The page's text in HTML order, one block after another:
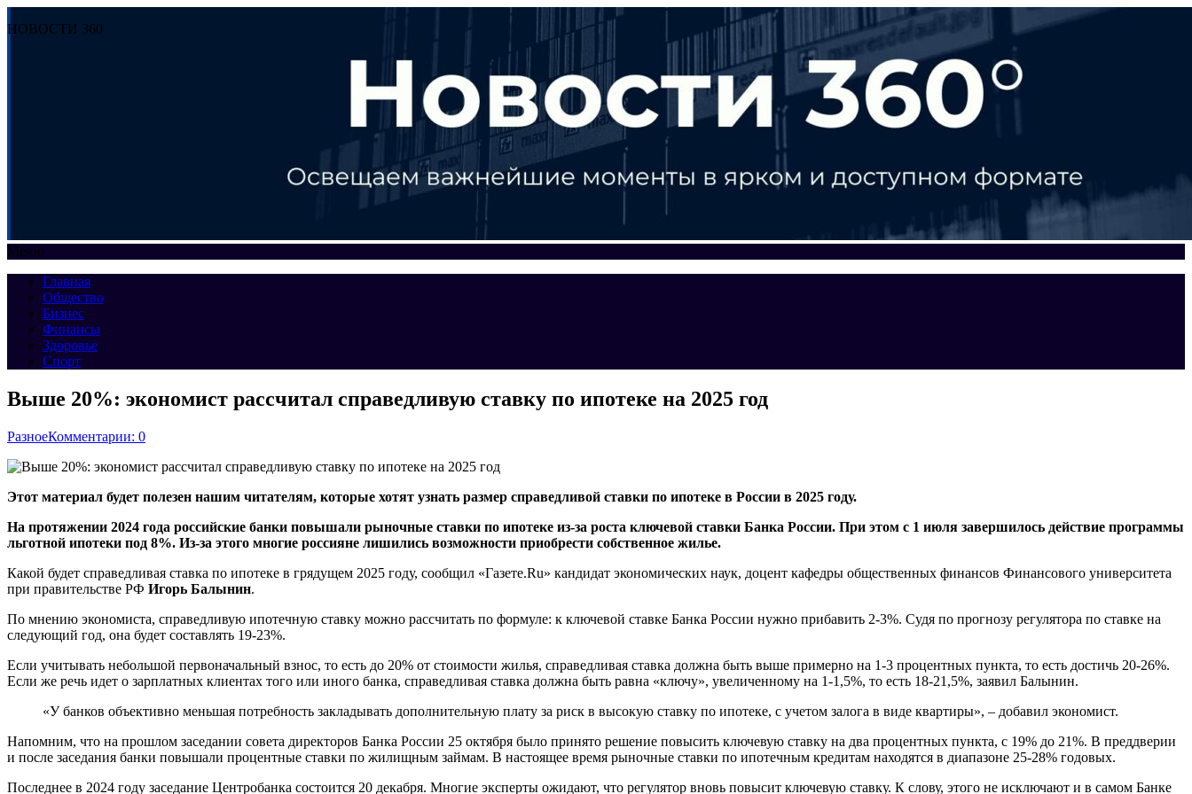
НОВОСТИ 360
Меню
Главная
Общество
Бизнес
Финансы
Здоровье
Спорт
Выше 20%: экономист рассчитал справедливую ставку по ипотеке на 2025 год
РазноеКомментарии: 0
Этот материал будет полезен нашим читателям, которые хотят узнать размер справедливой ставки по ипотеке в России в 2025 году.
На протяжении 2024 года российские банки повышали рыночные ставки по ипотеке из-за роста ключевой ставки Банка России. При этом с 1 июля завершилось действие программы
льготной ипотеки под 8%. Из-за этого многие россияне лишились возможности приобрести собственное жилье.
Какой будет справедливая ставка по ипотеке в грядущем 2025 году, сообщил «Газете.Ru» кандидат экономических наук, доцент кафедры общественных финансов Финансового университета
при правительстве РФ Игорь Балынин.
По мнению экономиста, справедливую ипотечную ставку можно рассчитать по формуле: к ключевой ставке Банка России нужно прибавить 2-3%. Судя по прогнозу регулятора по ставке на
следующий год, она будет составлять 19-23%.
Если учитывать небольшой первоначальный взнос, то есть до 20% от стоимости жилья, справедливая ставка должна быть выше примерно на 1-3 процентных пункта, то есть достичь 20-26%.
Если же речь идет о зарплатных клиентах того или иного банка, справедливая ставка должна быть равна «ключу», увеличенному на 1-1,5%, то есть 18-21,5%, заявил Балынин.
«У банков объективно меньшая потребность закладывать дополнительную плату за риск в высокую ставку по ипотеке, с учетом залога в виде квартиры», – добавил экономист.
Напомним, что на прошлом заседании совета директоров Банка России 25 октября было принято решение повысить ключевую ставку на два процентных пункта, с 19% до 21%. В преддверии
и после заседания банки повышали процентные ставки по жилищным займам. В настоящее время рыночные ставки по ипотечным кредитам находятся в диапазоне 25-28% годовых.
Последнее в 2024 году заседание Центробанка состоится 20 декабря. Многие эксперты ожидают, что регулятор вновь повысит ключевую ставку. К слову, этого не исключают и в самом Банке